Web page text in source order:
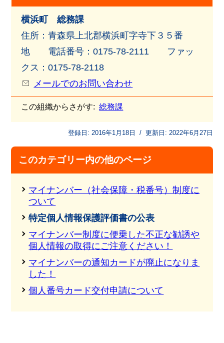
横浜町 総務課
住所：青森県上北郡横浜町字寺下３５番
地 電話番号：0175-78-2111 ファッ
クス：0175-78-2118
メールでのお問い合わせ
この組織からさがす:総務課
登録日: 2016年1月18日 / 更新日: 2022年6月27日
このカテゴリー内の他のページ
マイナンバー（社会保障・税番号）制度に
ついて
特定個人情報保護評価書の公表
マイナンバー制度に便乗した不正な勧誘や
個人情報の取得にご注意ください！
マイナンバーの通知カードが廃止になりま
した！
個人番号カード交付申請について